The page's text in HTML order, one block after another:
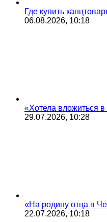
Где купить
06.08.2026, 10:18
«Хотела вложиться
29.07.2026, 10:28
«На родину отца в
22.07.2026, 10:18